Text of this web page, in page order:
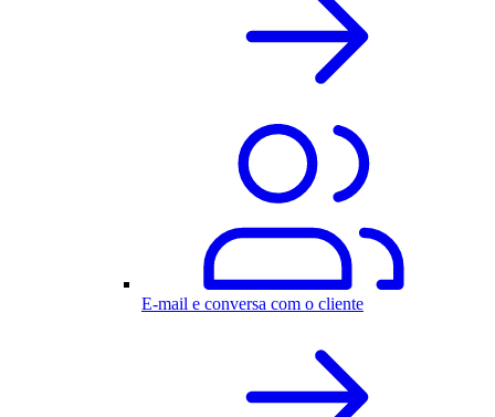
E-mail e conversa com o cliente